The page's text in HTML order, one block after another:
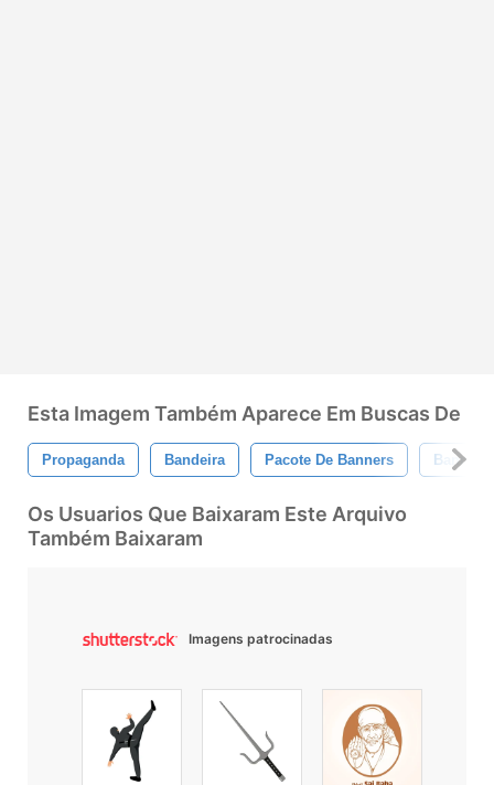
Esta Imagem Também Aparece Em Buscas De
Propaganda Bandeira Pacote De Banners Banner
Os Usuarios Que Baixaram Este Arquivo
Também Baixaram
Imagens patrocinadas